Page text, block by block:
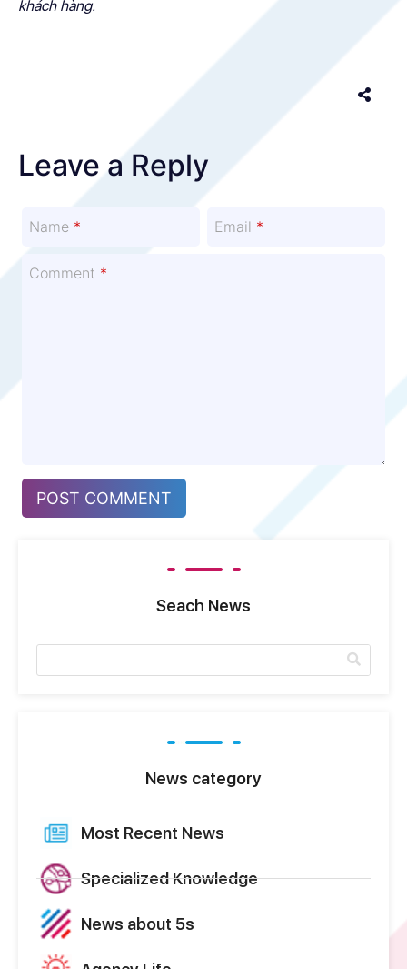
khách hàng.
Leave a Reply
Comment *
Name * Email *
Seach News
News category
Most Recent News
Specialized Knowledge
News about 5s